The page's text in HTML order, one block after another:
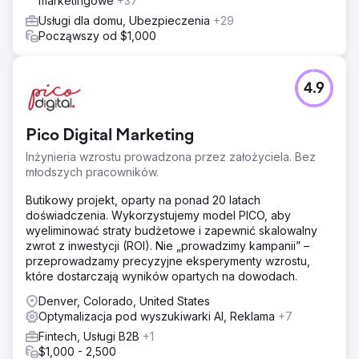
Usługi dla domu, Ubezpieczenia +29
Począwszy od $1,000
Pico Digital Marketing
Inżynieria wzrostu prowadzona przez założyciela. Bez
młodszych pracowników.
4.9
Butikowy projekt, oparty na ponad 20 latach
doświadczenia. Wykorzystujemy model PICO, aby
wyeliminować straty budżetowe i zapewnić skalowalny
zwrot z inwestycji (ROI). Nie „prowadzimy kampanii” –
przeprowadzamy precyzyjne eksperymenty wzrostu,
które dostarczają wyników opartych na dowodach.
Denver, Colorado, United States
Optymalizacja pod wyszukiwarki AI, Reklama +7
Fintech, Usługi B2B +1
$1,000 - 2,500